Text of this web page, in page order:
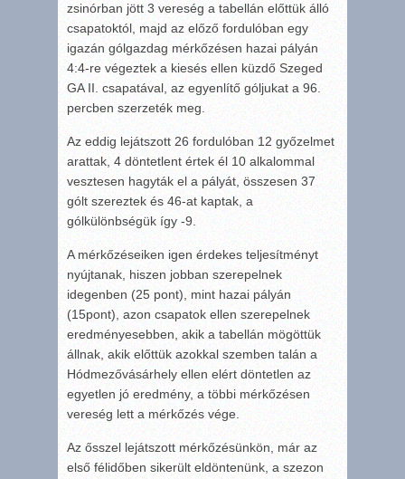
zsinórban jött 3 vereség a tabellán előttük álló
csapatoktól, majd az előző fordulóban egy
igazán gólgazdag mérkőzésen hazai pályán
4:4-re végeztek a kiesés ellen küzdő Szeged
GA II. csapatával, az egyenlítő góljukat a 96.
percben szerzeték meg.
Az eddig lejátszott 26 fordulóban 12 győzelmet
arattak, 4 döntetlent értek él 10 alkalommal
vesztesen hagyták el a pályát, összesen 37
gólt szereztek és 46-at kaptak, a
gólkülönbségük így -9.
A mérkőzéseiken igen érdekes teljesítményt
nyújtanak, hiszen jobban szerepelnek
idegenben (25 pont), mint hazai pályán
(15pont), azon csapatok ellen szerepelnek
eredményesebben, akik a tabellán mögöttük
állnak, akik előttük azokkal szemben talán a
Hódmezővásárhely ellen elért döntetlen az
egyetlen jó eredmény, a többi mérkőzésen
vereség lett a mérkőzés vége.
Az ősszel lejátszott mérkőzésünkön, már az
első félidőben sikerült eldöntenünk, a szezon